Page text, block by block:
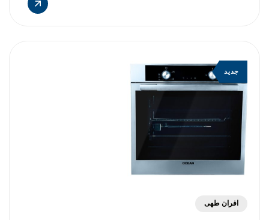
جديد
افران طهى